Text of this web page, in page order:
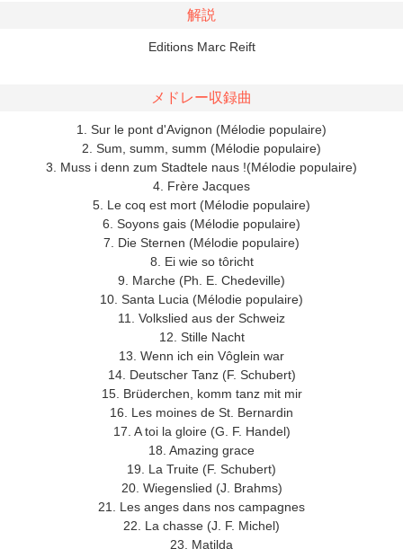
解説
Editions Marc Reift
メドレー収録曲
1. Sur le pont d'Avignon (Mélodie populaire)
2. Sum, summ, summ (Mélodie populaire)
3. Muss i denn zum Stadtele naus !(Mélodie populaire)
4. Frère Jacques
5. Le coq est mort (Mélodie populaire)
6. Soyons gais (Mélodie populaire)
7. Die Sternen (Mélodie populaire)
8. Ei wie so tôricht
9. Marche (Ph. E. Chedeville)
10. Santa Lucia (Mélodie populaire)
11. Volkslied aus der Schweiz
12. Stille Nacht
13. Wenn ich ein Vôglein war
14. Deutscher Tanz (F. Schubert)
15. Brüderchen, komm tanz mit mir
16. Les moines de St. Bernardin
17. A toi la gloire (G. F. Handel)
18. Amazing grace
19. La Truite (F. Schubert)
20. Wiegenslied (J. Brahms)
21. Les anges dans nos campagnes
22. La chasse (J. F. Michel)
23. Matilda